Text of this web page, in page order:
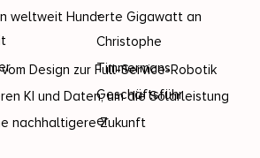
weltweit Hunderte Gigawatt an
Design zur Full-Service-Robotik
KI und Daten, um die Solarleistung
nachhaltigere Zukunft
-
Christophe
Timmermans
Geschäftsführ
er